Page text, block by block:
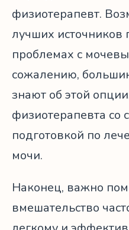
физиотерапевт.
лучших
проблемах с
сожалению,
знают об этой
физиотерапевта со
подготовкой по
мочи.
Наконец, важно
вмешательство